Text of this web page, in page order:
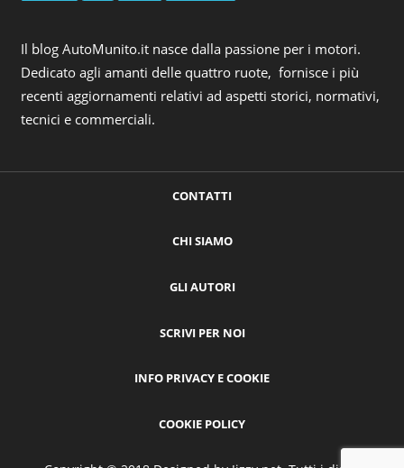
Il blog AutoMunito.it nasce dalla passione per i motori.
Dedicato agli amanti delle quattro ruote, fornisce i più
recenti aggiornamenti relativi ad aspetti storici, normativi,
tecnici e commerciali.
CONTATTI
CHI SIAMO
GLI AUTORI
SCRIVI PER NOI
INFO PRIVACY E COOKIE
COOKIE POLICY